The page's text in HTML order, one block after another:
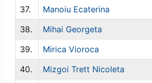
37.
Manoiu Ecaterina
38.
Mihai Georgeta
39.
Mirica Vioroca
40.
Mizgoi Trett Nicoleta